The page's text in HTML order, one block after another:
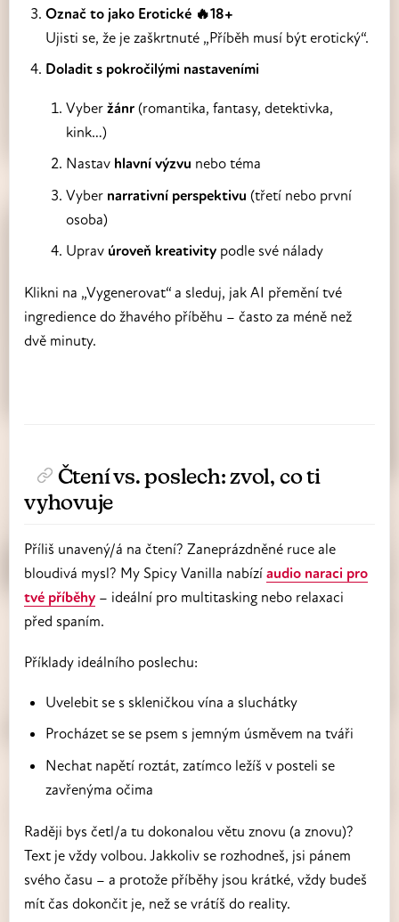
Označ to jako Erotické 🔥18+
Ujisti se, že je zaškrtnuté „Příběh musí být erotický“.
Doladit s pokročilými nastaveními
Vyberžánr (romantika, fantasy, detektivka,
kink…)
Nastav hlavní výzvu nebo téma
Vyber narrativní perspektivu (třetí nebo první
osoba)
Uprav úroveň kreativity podle své nálady
Klikni na „Vygenerovat“ a sleduj, jak AI přemění tvé
ingredience do žhavého příběhu – často za méně než
dvě minuty.
Čtení vs. poslech: zvol, co ti
vyhovuje
Příliš unavený/á na čtení? Zaneprázdněné ruce ale
bloudivá mysl? My Spicy Vanilla nabízí audio naraci pro
tvé příběhy – ideální pro multitasking nebo relaxaci
před spaním.
Příklady ideálního poslechu:
Uvelebit se s skleničkou vína a sluchátky
Procházet se se psem s jemným úsměvem na tváři
Nechat napětí roztát, zatímco ležíš v posteli se
zavřenýma očima
Raději bys četl/a tu dokonalou větu znovu (a znovu)?
Text je vždy volbou. Jakkoliv se rozhodneš, jsi pánem
svého času – a protože příběhy jsou krátké, vždy budeš
mít čas dokončit je, než se vrátíš do reality.